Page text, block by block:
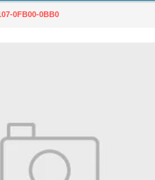
0FB00-0BB0